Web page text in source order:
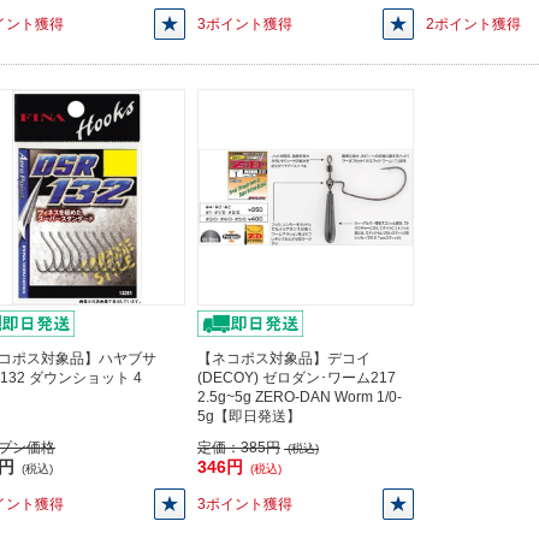
ント獲得 3ポイント獲得 2ポイント獲得
コポス対象品】ハヤブサ
ダウンショット 4
ン価格
(税込)
ント獲得
【ネコポス対象品】デコイ
(DECOY) ゼロダン･ワーム217
2.5g~5g ZERO-DAN Worm 1/0-
5g【即日発送】
定価：385円 (税込)
346円 (税込)
3ポイント獲得